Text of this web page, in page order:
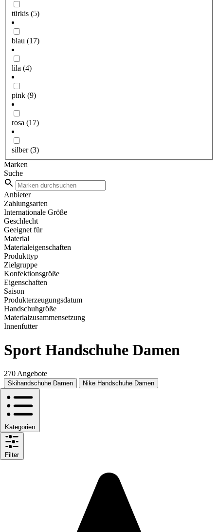
türkis (5)
blau (17)
lila (4)
pink (9)
rosa (17)
silber(3)
Marken
Suche
Anbieter
Zahlungsarten
Internationale Größe
Geschlecht
Geeignet für
Material
Materialeigenschaften
Produkttyp
Zielgruppe
Konfektionsgröße
Eigenschaften
Saison
Produkterzeugungsdatum
Handschuhgröße
Materialzusammensetzung
Innenfutter
Sport Handschuhe Damen
270 Angebote
Skihandschuhe Damen Nike Handschuhe Damen
Kategorien
Filter